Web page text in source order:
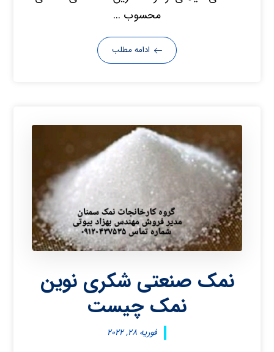
محسوب ...
ادامه مطلب
نمک صنعتی شکری نوین
نمک چیست
فوریه ۲۸, ۲۰۲۲